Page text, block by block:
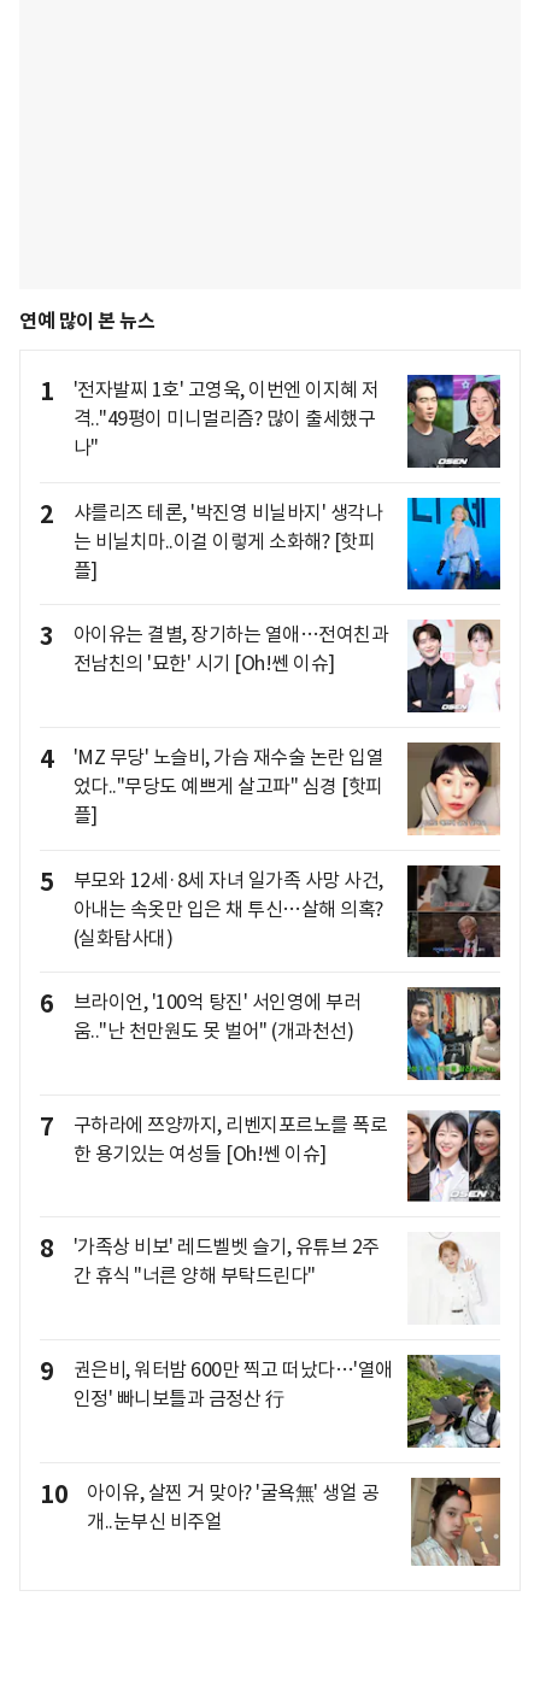
연예 많이 본 뉴스
1
'전자발찌 1호' 고영욱, 이번엔 이지혜 저
격.."49평이 미니멀리즘? 많이 출세했구
나"
2
샤를리즈 테론, '박진영 비닐바지' 생각나
는 비닐치마..이걸 이렇게 소화해? [핫피
플]
3
아이유는 결별, 장기하는 열애…전여친과
전남친의 '묘한' 시기 [Oh!쎈 이슈]
4
'MZ 무당' 노슬비, 가슴 재수술 논란 입열
었다.."무당도 예쁘게 살고파" 심경 [핫피
플]
5
부모와 12세·8세 자녀 일가족 사망 사건,
아내는 속옷만 입은 채 투신…살해 의혹?
(실화탐사대)
6
브라이언, '100억 탕진' 서인영에 부러
움.."난 천만원도 못 벌어" (개과천선)
7
구하라에 쯔양까지, 리벤지포르노를 폭로
한 용기있는 여성들 [Oh!쎈 이슈]
8
'가족상 비보' 레드벨벳 슬기, 유튜브 2주
간 휴식 "너른 양해 부탁드린다"
9
권은비, 워터밤 600만 찍고 떠났다…'열애
인정' 빠니보틀과 금정산 行
10
아이유, 살찐 거 맞아? '굴욕無' 생얼 공
개..눈부신 비주얼